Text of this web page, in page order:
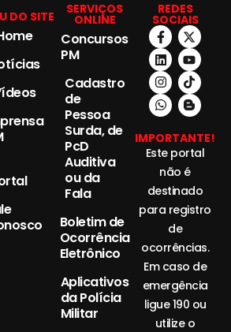
DO SITE SERVIÇOS
ONLINE
Concursos
PM
Cadastro
de
Pessoa
Surda, de
PcD
Auditiva
ou da
Fala
Boletim de
Ocorrência
Eletrônico
Aplicativos
da Polícia
Militar
REDES
SOCIAIS
IMPORTANTE!
Este portal
não é
destinado
para registro
de
ocorrências.
Em caso de
emergência
ligue 190 ou
utilize o